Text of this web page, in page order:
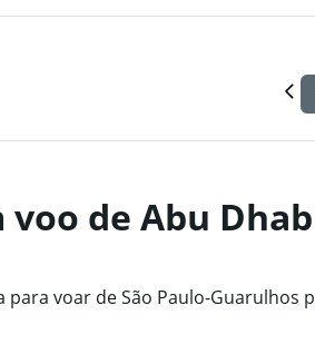
de Abu
voar de São Paulo-Guarulhos